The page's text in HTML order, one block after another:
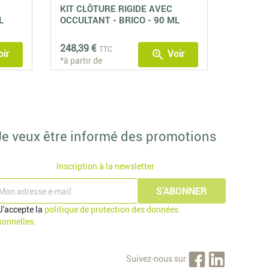
KIT CLÔTURE RIGIDE AVEC
OCCULTANT - BRICO - 90 ML
248,39 € TTC
*à partir de zoom_in Voir
veux être informé des promotions
Inscription à la newsletter
la politique de protection des données
Suivez-nous sur